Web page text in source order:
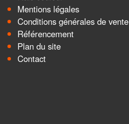
Mentions légales
Conditions générales de vente
Référencement
Plan du site
Contact